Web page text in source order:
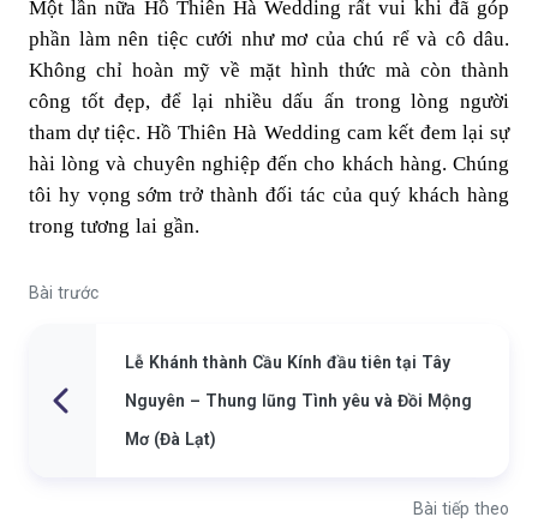
Một lần nữa Hồ Thiên Hà Wedding rất vui khi đã góp
phần làm nên tiệc cưới như mơ của chú rể và cô dâu.
Không chỉ hoàn mỹ về mặt hình thức mà còn thành
công tốt đẹp, để lại nhiều dấu ấn trong lòng người
tham dự tiệc. Hồ Thiên Hà Wedding cam kết đem lại sự
hài lòng và chuyên nghiệp đến cho khách hàng. Chúng
tôi hy vọng sớm trở thành đối tác của quý khách hàng
trong tương lai gần.
Bài trước
Lễ Khánh thành Cầu Kính đầu tiên tại Tây
Nguyên – Thung lũng Tình yêu và Đồi Mộng
Mơ (Đà Lạt)
Bài tiếp theo